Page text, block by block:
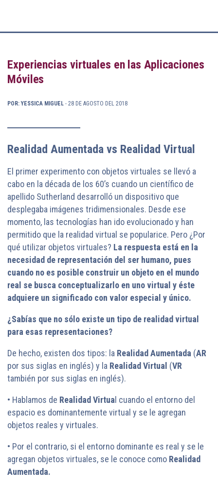
Experiencias virtuales en las Aplicaciones
Móviles
POR: YESSICA MIGUEL - 28 DE AGOSTO DEL 2018
Realidad Aumentada vs Realidad Virtual
El primer experimento con objetos virtuales se llevó a
cabo en la década de los 60’s cuando un científico de
apellido Sutherland desarrolló un dispositivo que
desplegaba imágenes tridimensionales. Desde ese
momento, las tecnologías han ido evolucionado y han
permitido que la realidad virtual se popularice. Pero ¿Por
qué utilizar objetos virtuales? La respuesta está en la
necesidad de representación del ser humano, pues
cuando no es posible construir un objeto en el mundo
real se busca conceptualizarlo en uno virtual y éste
adquiere un significado con valor especial y único.
¿Sabías que no sólo existe un tipo de realidad virtual
para esas representaciones?
De hecho, existen dos tipos: la Realidad Aumentada (AR
por sus siglas en inglés) y la Realidad Virtual (VR
también por sus siglas en inglés).
• Hablamos de Realidad Virtua l cuando el entorno del
espacio es dominantemente virtual y se le agregan
objetos reales y virtuales.
• Por el contrario, si el entorno dominante es real y se le
agregan objetos virtuales, se le conoce como Realidad
Aumentada.